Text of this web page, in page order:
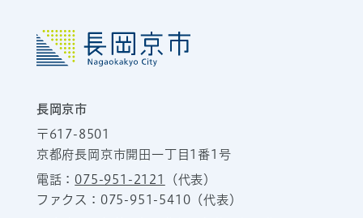
長岡京市
〒617-8501
京都府長岡京市開田一丁目1番1号
電話：075-951-2121
（代表）
ファクス：075-951-5410（代表）